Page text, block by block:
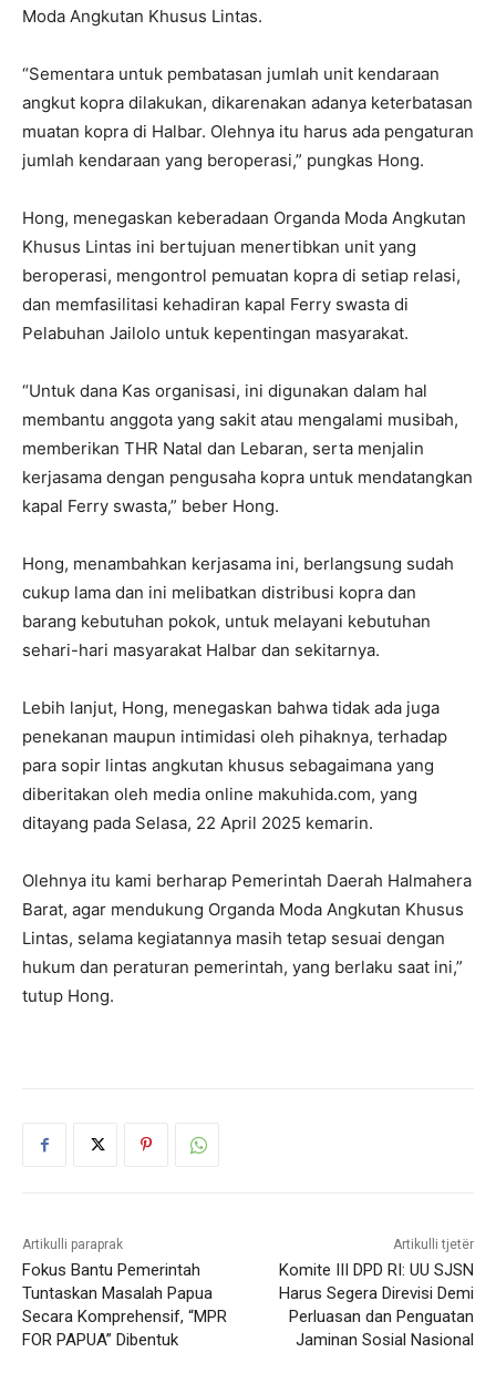
Moda Angkutan Khusus Lintas.
“Sementara untuk pembatasan jumlah unit kendaraan
angkut kopra dilakukan, dikarenakan adanya keterbatasan
muatan kopra di Halbar. Olehnya itu harus ada pengaturan
jumlah kendaraan yang beroperasi,” pungkas Hong.
Hong, menegaskan keberadaan Organda Moda Angkutan
Khusus Lintas ini bertujuan menertibkan unit yang
beroperasi, mengontrol pemuatan kopra di setiap relasi,
dan memfasilitasi kehadiran kapal Ferry swasta di
Pelabuhan Jailolo untuk kepentingan masyarakat.
“Untuk dana Kas organisasi, ini digunakan dalam hal
membantu anggota yang sakit atau mengalami musibah,
memberikan THR Natal dan Lebaran, serta menjalin
kerjasama dengan pengusaha kopra untuk mendatangkan
kapal Ferry swasta,” beber Hong.
Hong, menambahkan kerjasama ini, berlangsung sudah
cukup lama dan ini melibatkan distribusi kopra dan
barang kebutuhan pokok, untuk melayani kebutuhan
sehari-hari masyarakat Halbar dan sekitarnya.
Lebih lanjut, Hong, menegaskan bahwa tidak ada juga
penekanan maupun intimidasi oleh pihaknya, terhadap
para sopir lintas angkutan khusus sebagaimana yang
diberitakan oleh media online makuhida.com, yang
ditayang pada Selasa, 22 April 2025 kemarin.
Olehnya itu kami berharap Pemerintah Daerah Halmahera
Barat, agar mendukung Organda Moda Angkutan Khusus
Lintas, selama kegiatannya masih tetap sesuai dengan
hukum dan peraturan pemerintah, yang berlaku saat ini,”
tutup Hong.
Artikulli paraprak
Fokus Bantu Pemerintah
Tuntaskan Masalah Papua
Secara Komprehensif, “MPR
FOR PAPUA” Dibentuk
Artikulli tjetër
Komite III DPD RI: UU SJSN
Harus Segera Direvisi Demi
Perluasan dan Penguatan
Jaminan Sosial Nasional